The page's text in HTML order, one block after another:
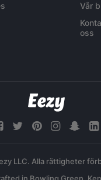
Vår
oss
LLC. Alla rättigheter